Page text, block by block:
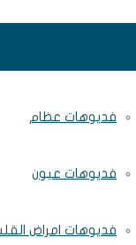
فديوهات عظام
فديوهات عيون
فديوهات امراض